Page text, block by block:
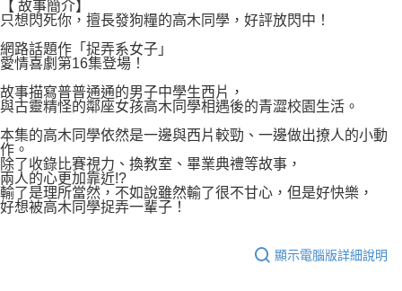
【 故事簡介】
只想閃死你，擅長發狗糧的高木同學，好評放閃中！
網路話題作「捉弄系女子」
愛情喜劇第16集登場！
故事描寫普普通通的男子中學生西片，
與古靈精怪的鄰座女孩高木同學相遇後的青澀校園生活。
本集的高木同學依然是一邊與西片較勁、一邊做出撩人的小動
作。
除了收錄比賽視力、換教室、畢業典禮等故事，
兩人的心更加靠近!?
輸了是理所當然，不如說雖然輸了很不甘心，但是好快樂，
好想被高木同學捉弄一輩子！
顯示電腦版詳細說明